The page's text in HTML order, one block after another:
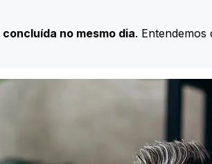
concluída no mesmo dia.